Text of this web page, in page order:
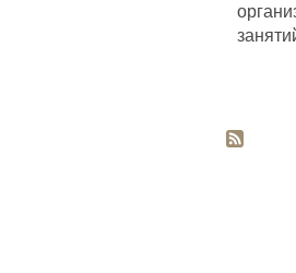
страниц